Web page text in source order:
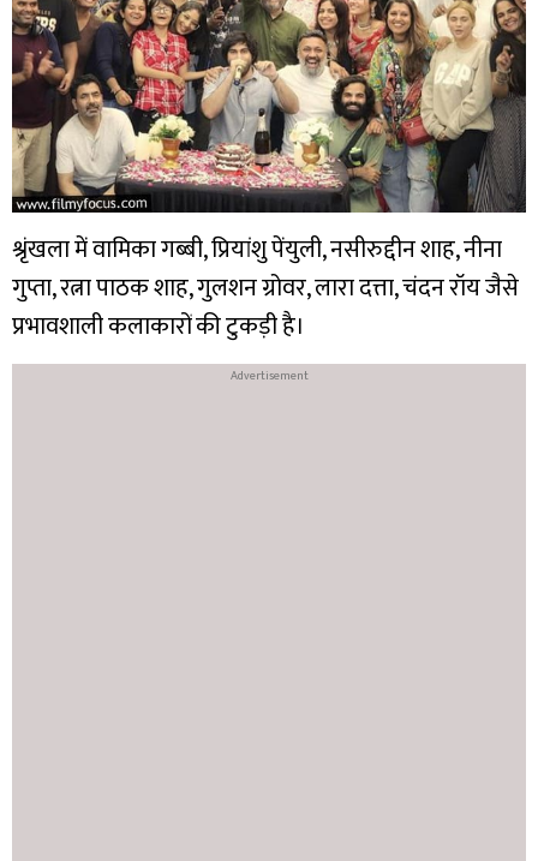
श्रृंखला में वामिका गब्बी, प्रियांशु पेंयुली, नसीरुद्दीन शाह, नीना
गुप्ता, रत्ना पाठक शाह, गुलशन ग्रोवर, लारा दत्ता, चंदन रॉय जैसे
प्रभावशाली कलाकारों की टुकड़ी है।